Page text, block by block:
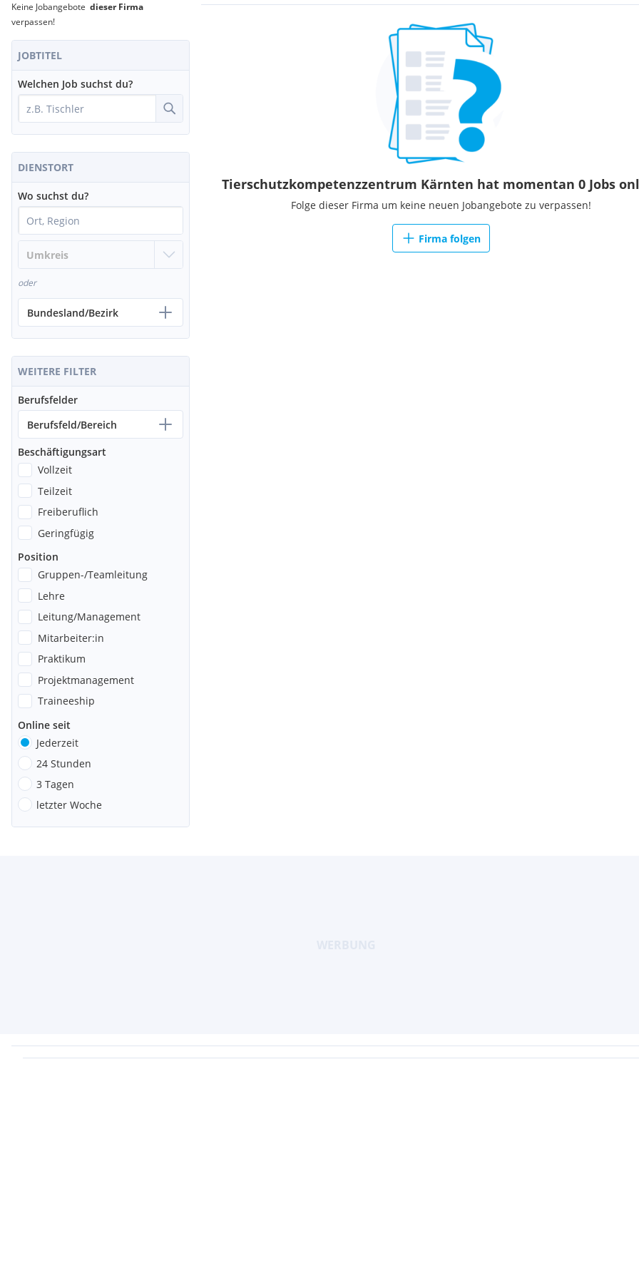
Keine Jobangebote dieser Firma
verpassen!
JOBTITEL
Welchen Job suchst du?
DIENSTORT
Wo suchst du?
oder
Bundesland/Bezirk
WEITERE FILTER
Berufsfelder
Berufsfeld/Bereich
Beschäftigungsart
Vollzeit
Teilzeit
Freiberuflich
Geringfügig
Position
Gruppen-/Teamleitung
Lehre
Leitung/Management
Mitarbeiter:in
Praktikum
Projektmanagement
Traineeship
Online seit
Jederzeit
24 Stunden
3 Tagen
letzter Woche
Tierschutzkompetenzzentrum Kärnten hat momentan 0 Jobs
Folge dieser Firma um keine neuen Jobangebote zu verpassen!
Firma folgen